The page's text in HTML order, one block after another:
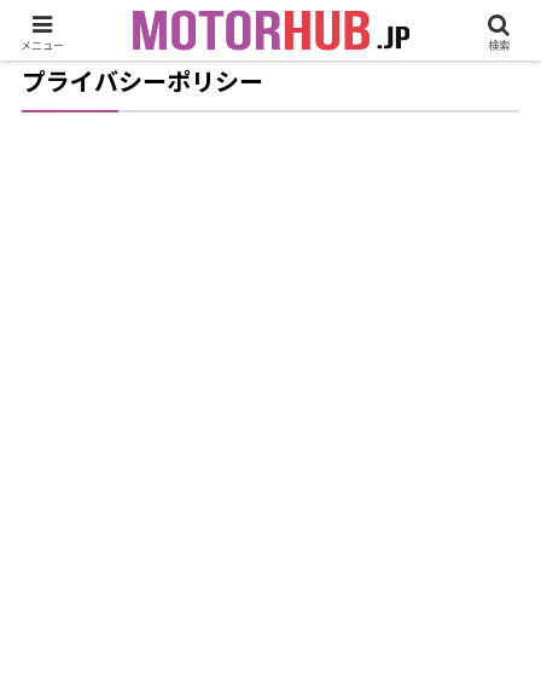
プライバシーポリシー
メニュー 検索